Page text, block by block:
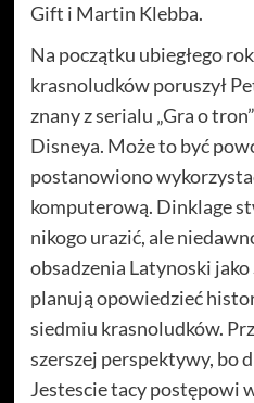
Gift i Martin Klebba.
Na początku ubiegłego
krasnoludków poruszył
znany z serialu „Gra o
Disneya. Może to być
postanowiono
komputerową. Dinklage
nikogo urazić, ale
obsadzenia Latynoski jako
planują opowiedzieć
siedmiu krasnoludków.
szerszej perspektywy, bo
Jestescie tacy postępowi